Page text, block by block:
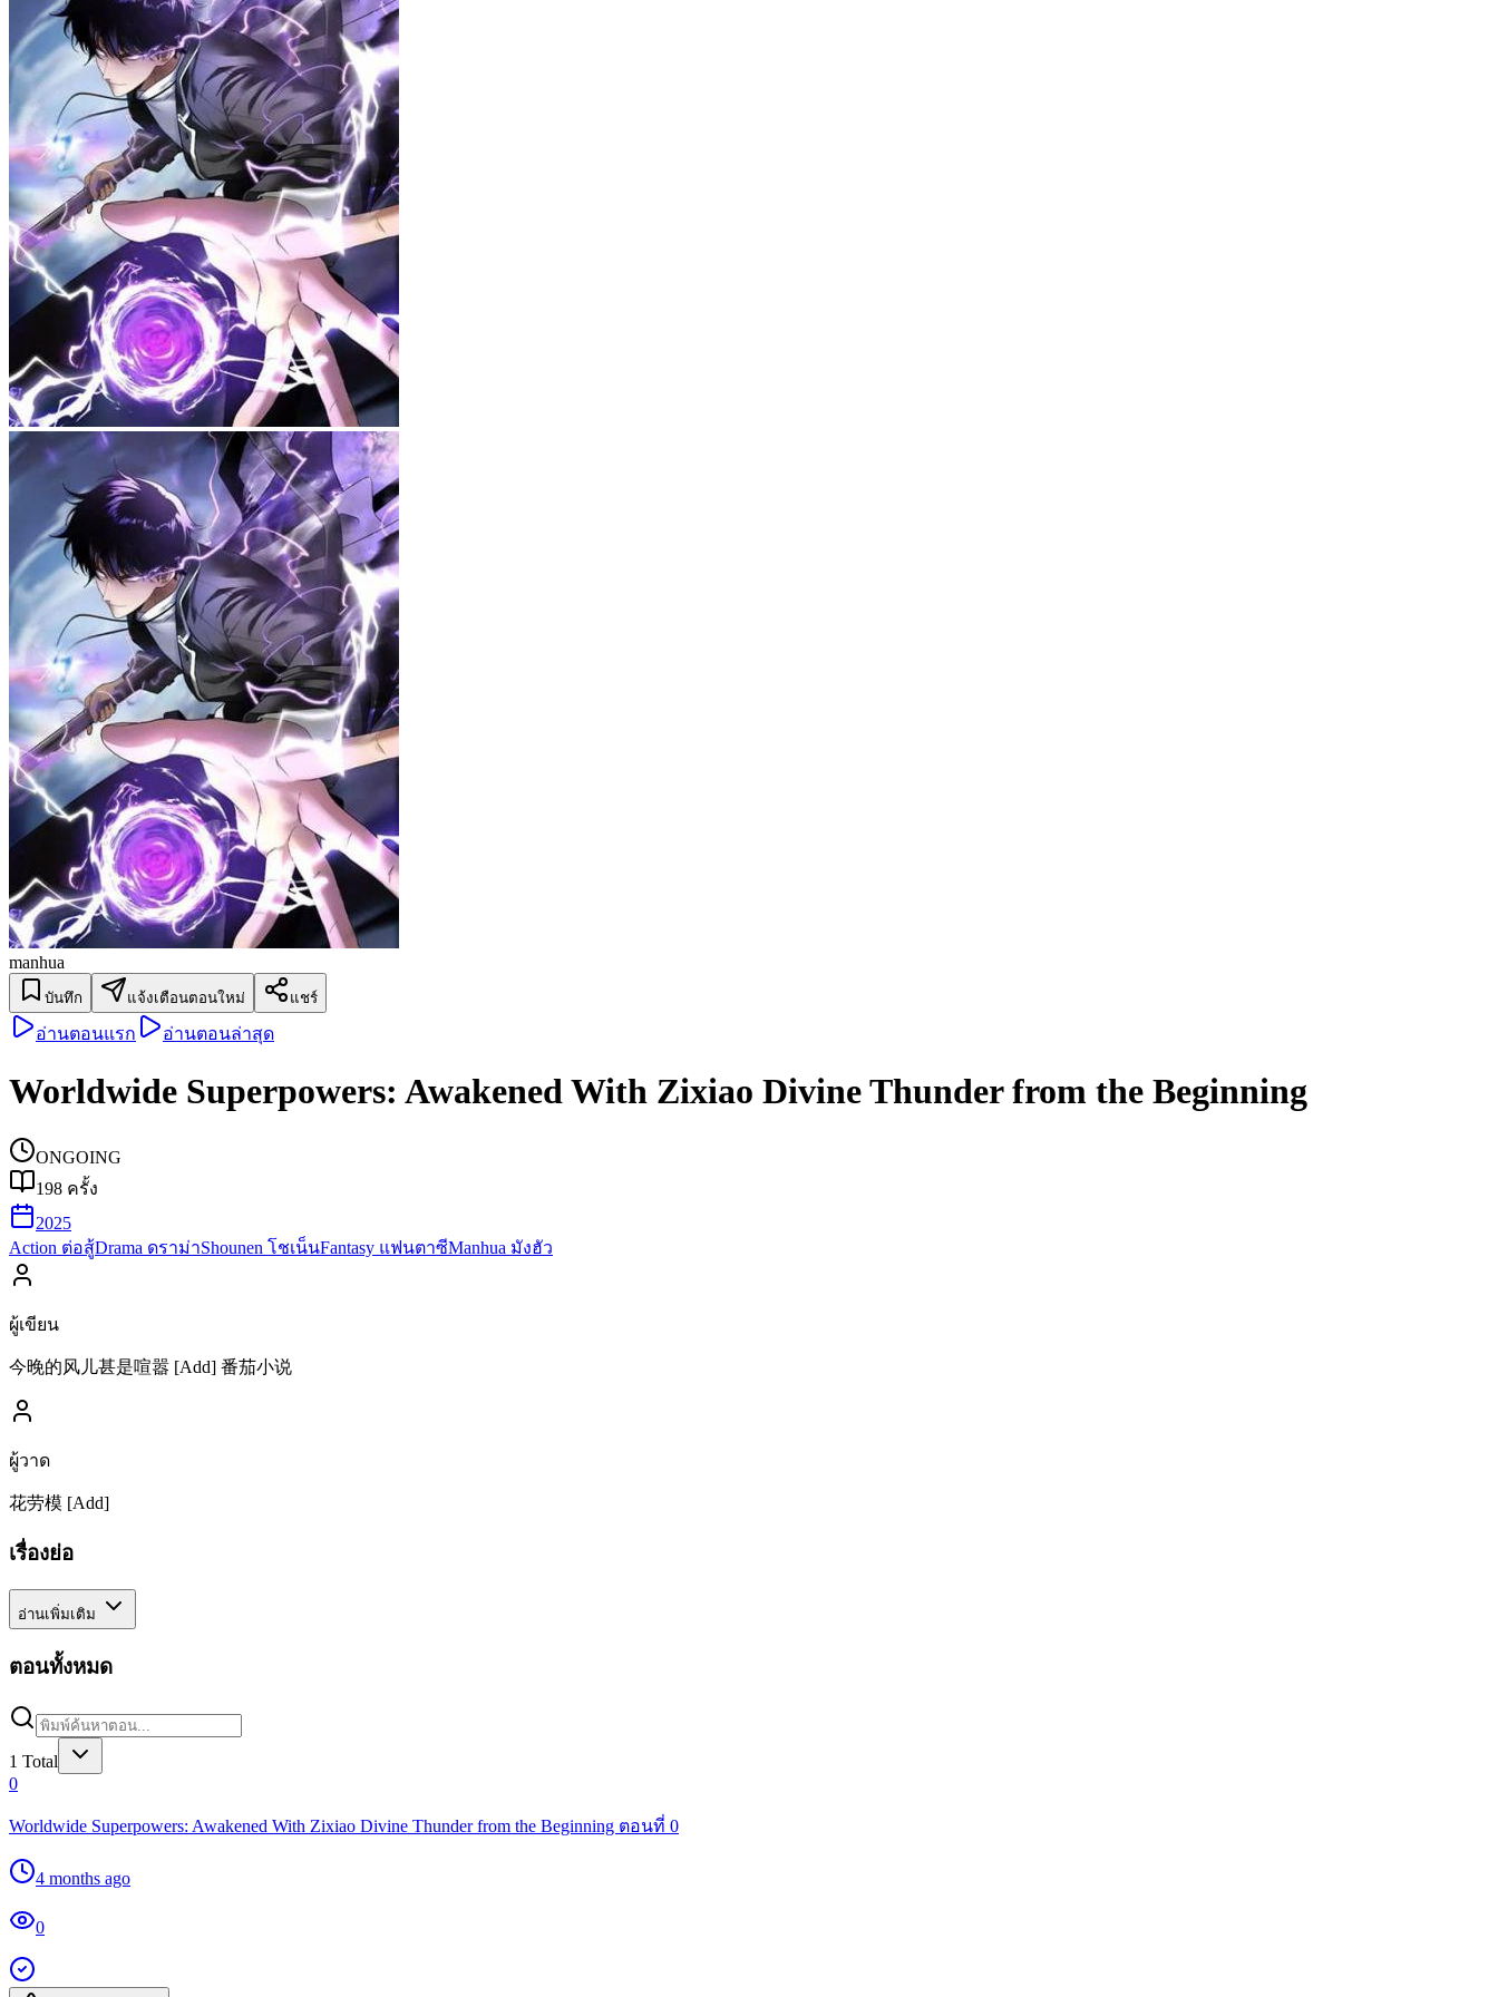
manhua
บันทึก แจ้งเตือนตอนใหม่ แชร์
อ่านตอนแรก อ่านตอนล่าสุด
Worldwide Superpowers: Awakened With Zixiao Divine Thunder from the Beginning
ONGOING
198 ครั้ง
2025
Action ต่อสู้Drama ดราม่าShounen โชเน็นFantasy แฟนตาซีManhua มังฮัว
ผู้เขียน
今晚的风儿甚是喧嚣 [Add] 番茄小说
ผู้วาด
花劳模 [Add]
เรื่องย่อ
อ่านเพิ่มเติม
ตอนทั้งหมด
1 Total
0
Worldwide Superpowers: Awakened With Zixiao Divine Thunder from the Beginning ตอนที่ 0
4 months ago
0